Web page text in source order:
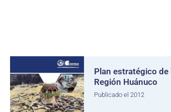
Plan estratégico de
Región Huánuco
Publicado el 2012